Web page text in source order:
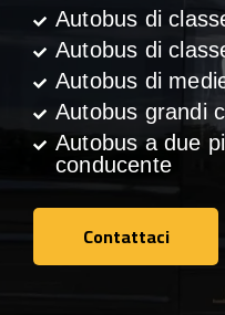
Autobus di
Autobus di
Autobus di
Autobus grandi
Autobus a due
conducente
Contattaci
Contattaci